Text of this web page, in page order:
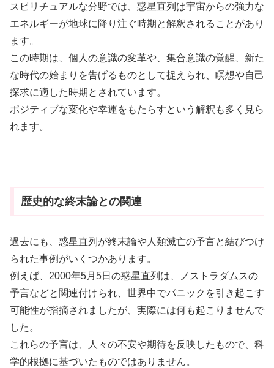
スピリチュアルな分野では、惑星直列は宇宙からの強力な
エネルギーが地球に降り注ぐ時期と解釈されることがあり
ます。
この時期は、個人の意識の変革や、集合意識の覚醒、新た
な時代の始まりを告げるものとして捉えられ、瞑想や自己
探求に適した時期とされています。
ポジティブな変化や幸運をもたらすという解釈も多く見ら
れます。
歴史的な終末論との関連
過去にも、惑星直列が終末論や人類滅亡の予言と結びつけ
られた事例がいくつかあります。
例えば、2000年5月5日の惑星直列は、ノストラダムスの
予言などと関連付けられ、世界中でパニックを引き起こす
可能性が指摘されましたが、実際には何も起こりませんで
した。
これらの予言は、人々の不安や期待を反映したもので、科
学的根拠に基づいたものではありません。